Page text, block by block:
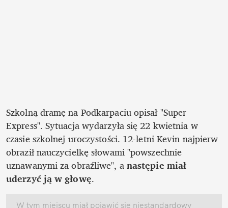
Szkolną dramę na Podkarpaciu opisał "Super
Express". Sytuacja wydarzyła się 22 kwietnia w
czasie szkolnej uroczystości. 12-letni Kevin najpierw
obraził nauczycielkę słowami "powszechnie
uznawanymi za obraźliwe", a następie miał
uderzyć ją w głowę.
W tym miejscu miał pojawić się niestandardowy